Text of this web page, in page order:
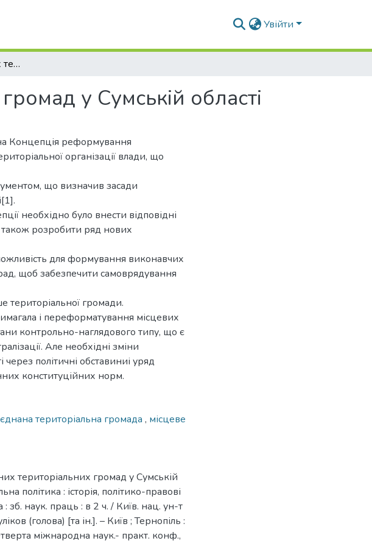
Увійти
Динаміка об'єднаних територіальних громад у Сумській області
у Сумській області
Концепція реформування
організації влади, що
що визначив засади
необхідно було внести відповідні
також розробити ряд нових
для формування виконавчих
щоб забезпечити самоврядування
територіальної громади.
і переформатування місцевих
контрольно-наглядового типу, що є
Але необхідні зміни
політичні обставиниі уряд
конституційних норм.
територіальна громада , місцеве
територіальних громад у Сумській
політика : історія, політико-правові
: зб. наук. праць : в 2 ч. / Київ. нац. ун-т
(голова) [та ін.]. – Київ ; Тернопіль :
міжнародна наук.- практ. конф.,